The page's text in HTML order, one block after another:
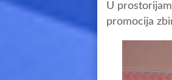
U
promocija